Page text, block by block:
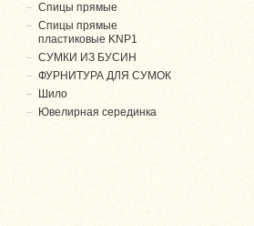
Спицы прямые
Спицы прямые
пластиковые KNP1
СУМКИ ИЗ БУСИН
ФУРНИТУРА ДЛЯ СУМОК
Шило
Ювелирная серединка